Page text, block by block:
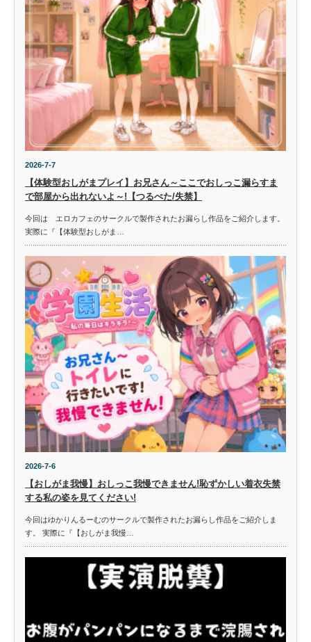
2026-7-7
【体験型おしがまプレイ】お兄さん～ここでおしっこ漏らすま
で部屋から出れないよ～!【つるぺた/失禁】
今回は エロカフェのサークルで製作されたお漏らし作品をご紹介します。
実際に『【体験型おしがま…
2026-7-6
【おしがま我慢】おしっこ我慢できません!恥ずかしい着衣失禁
する私の姿を見てください!
今回はゆかりんるーむのサークルで製作されたお漏らし作品をご紹介しま
す。 実際に『【おしがま我慢…